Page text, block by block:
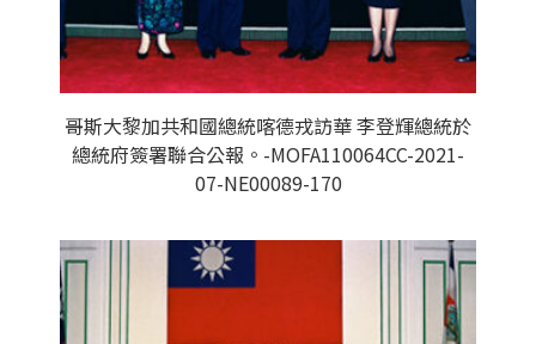
哥斯大黎加共和國總統喀德戎訪華 李登輝總統於
總統府簽署聯合公報。-MOFA110064CC-2021-
07-NE00089-170